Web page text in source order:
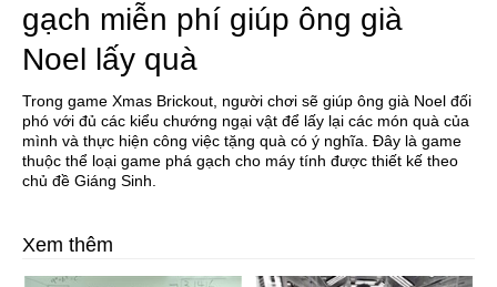
gạch miễn phí giúp ông già
Noel lấy quà
Trong game Xmas Brickout, người chơi sẽ giúp ông già Noel đối
phó với đủ các kiểu chướng ngại vật để lấy lại các món quà của
mình và thực hiện công việc tặng quà có ý nghĩa. Đây là game
thuộc thể loại game phá gạch cho máy tính được thiết kế theo
chủ đề Giáng Sinh.
Xem thêm